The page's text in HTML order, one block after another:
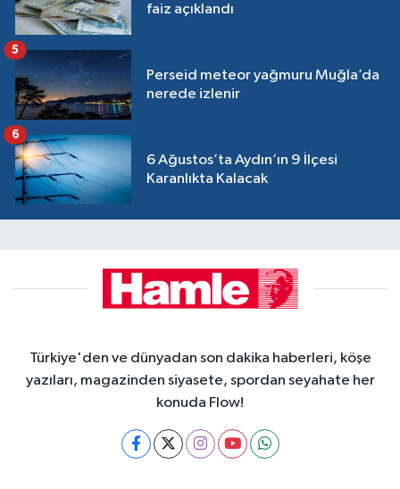
faiz açıklandı
Perseid meteor yağmuru Muğla’da
nerede izlenir
5
6 Ağustos’ta Aydın’ın 9 İlçesi
Karanlıkta Kalacak
6
Türkiye'den ve dünyadan son dakika haberleri, köşe
yazıları, magazinden siyasete, spordan seyahate her
konuda Flow!